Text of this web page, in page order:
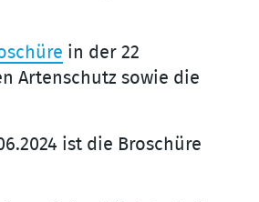
in der 22
Artenschutz sowie die
ist die Broschüre